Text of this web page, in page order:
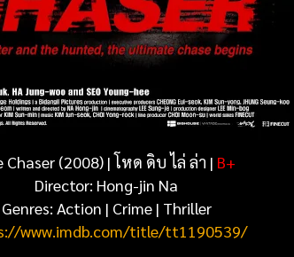
Chaser (2008) |โหด ดิบ ไล่ ล่า | B+
Director: Hong-jin Na
Genres: Action | Crime | Thriller
www.imdb.com/title/tt1190539/